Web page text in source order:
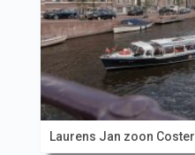
Laurens Jan zoon Coster